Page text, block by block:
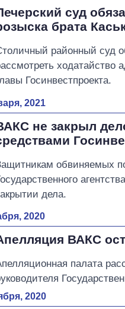
суд
брата
районный суд
ходатайство
Госинвестпроекта.
2021
не закрыл
обвиняемых
дела.
2020
ВАКС
палата
2020